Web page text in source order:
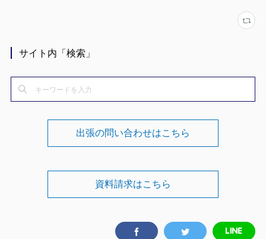
サイト内「検索」
出張の問い合わせはこちら
資料請求はこちら